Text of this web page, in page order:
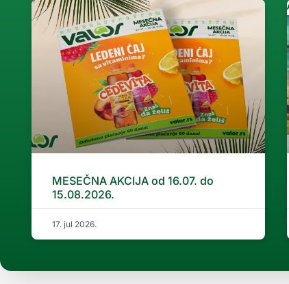
MESEČNA AKCIJA od 16.07. do
15.08.2026.
17. jul 2026.